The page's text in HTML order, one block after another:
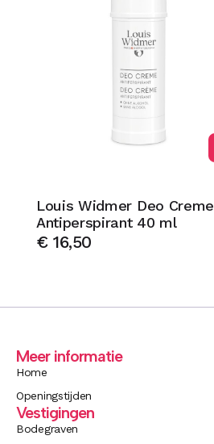
Louis Widmer Deo Creme
Antiperspirant 40 ml
€16,50
Meer informatie
Home
Openingstijden
Vestigingen
Bodegraven